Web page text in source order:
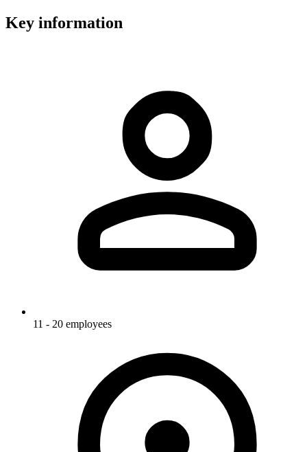
Key information
11 - 20 employees